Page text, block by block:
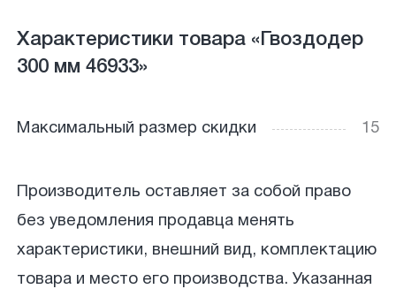
Характеристики товара «Гвоздодер
300 мм 46933»
Максимальный размер скидки 15
Производитель оставляет за собой право
без уведомления продавца менять
характеристики, внешний вид, комплектацию
товара и место его производства. Указанная